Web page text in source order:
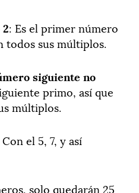
: Es el primer número
todos sus múltiplos.
siguiente no
primo, así que
múltiplos.
Con el 5, 7, y así
solo quedarán 25